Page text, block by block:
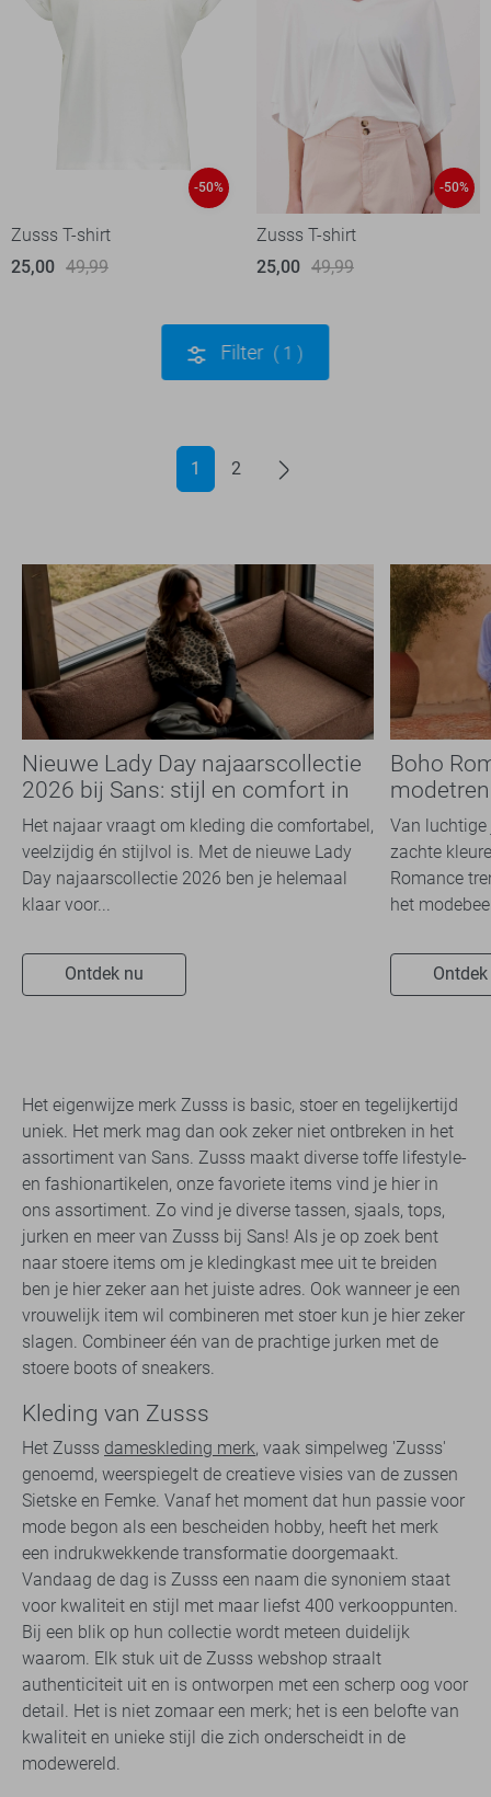
-50%
Zusss T-shirt
25,00 49,99
-50%
Zusss T-shirt
25,00 49,99
Filter 1
1 2
Nieuwe Lady Day najaarscollectie
2026 bij Sans: stijl en comfort in
travelkwaliteit
Het najaar vraagt om kleding die comfortabel,
veelzijdig én stijlvol is. Met de nieuwe Lady
Day najaarscollectie 2026 ben je helemaal
klaar voor...
Ontdek nu
Boho
overal
Van luchtige
zachte
Romance
het
Het eigenwijze merk Zusss is basic, stoer en tegelijkertijd
uniek. Het merk mag dan ook zeker niet ontbreken in het
assortiment van Sans. Zusss maakt diverse toffe lifestyle-
en fashionartikelen, onze favoriete items vind je hier in
ons assortiment. Zo vind je diverse tassen, sjaals, tops,
jurken en meer van Zusss bij Sans! Als je op zoek bent
naar stoere items om je kledingkast mee uit te breiden
ben je hier zeker aan het juiste adres. Ook wanneer je een
vrouwelijk item wil combineren met stoer kun je hier zeker
slagen. Combineer één van de prachtige jurken met de
stoere boots of sneakers.
Kleding van Zusss
Het Zusss dameskleding merk, vaak simpelweg 'Zusss'
genoemd, weerspiegelt de creatieve visies van de zussen
Sietske en Femke. Vanaf het moment dat hun passie voor
mode begon als een bescheiden hobby, heeft het merk
een indrukwekkende transformatie doorgemaakt.
Vandaag de dag is Zusss een naam die synoniem staat
voor kwaliteit en stijl met maar liefst 400 verkooppunten.
Bij een blik op hun collectie wordt meteen duidelijk
waarom. Elk stuk uit de Zusss webshop straalt
authenticiteit uit en is ontworpen met een scherp oog voor
detail. Het is niet zomaar een merk; het is een belofte van
kwaliteit en unieke stijl die zich onderscheidt in de
modewereld.